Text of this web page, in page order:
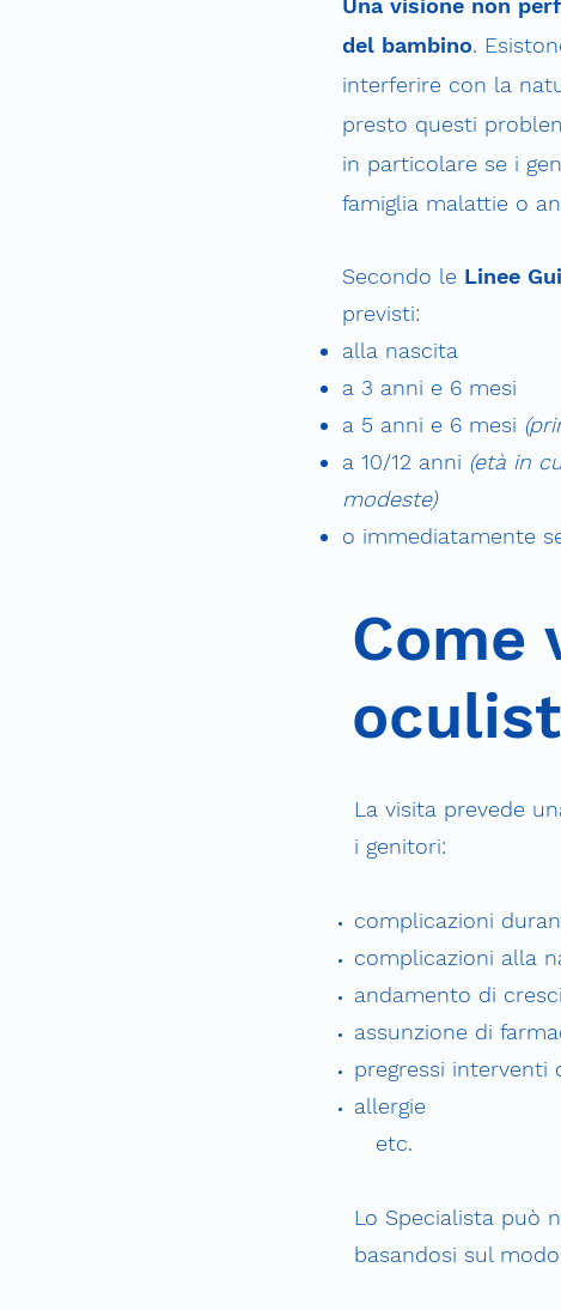
Una visione non
del bambino.
interferire con la
presto questi
in particolare se i
famiglia malattie o
Secondo le Linee
previsti:
alla nascita
a 3 anni e 6 mesi
a 5 anni e 6 mesi
a 10/12 anni (età in
modeste)
o immediatamente
Come
La visita prevede
i genitori:
complicazioni
complicazioni alla
andamento di
assunzione di
pregressi interventi
allergie
etc.
Lo Specialista può
basandosi sul